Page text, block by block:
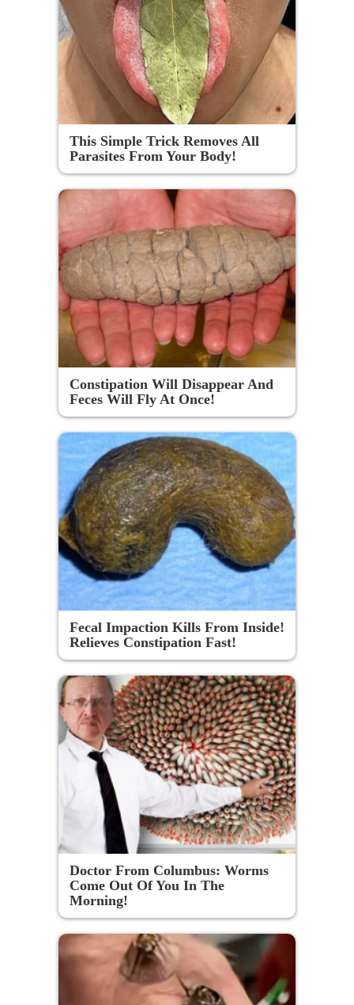
This Simple Trick Removes All
Parasites From Your Body!
Constipation Will Disappear And
Feces Will Fly At Once!
Fecal Impaction Kills From Inside!
Relieves Constipation Fast!
Doctor From Columbus: Worms
Come Out Of You In The
Morning!